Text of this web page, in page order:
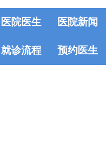
医院医生 医院新闻
就诊流程 预约医生